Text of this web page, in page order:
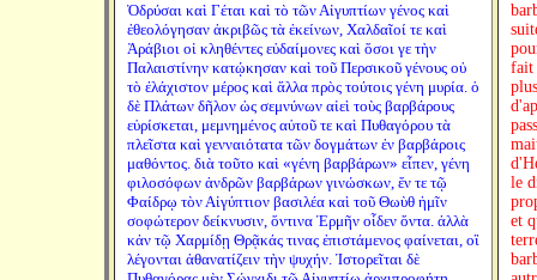
Ὀδρύσαι καὶ Γέται καὶ τὸ τῶν Αἰγυπτίων γένος καὶ
ἐθεολόγησαν ἀκριβῶς τὰ ἐκείνων, Χαλδαῖοί τε καὶ
Ἀράβιοι οἱ κληθέντες εὐδαίμονες καὶ ὅσοι γε τὴν
Παλαιστίνην κατῴκησαν καὶ τοῦ Περσικοῦ γένους οὐ
τὸ ἐλάχιστον μέρος καὶ ἄλλα πρὸς τούτοις γένη μυρία. ὁ
δὲ Πλάτων δῆλον ὡς σεμνύνων αἰεὶ τοὺς βαρβάρους
εὑρίσκεται, μεμνημένος αὑτοῦ τε καὶ Πυθαγόρου τὰ
πλεῖστα καὶ γενναιότατα τῶν δογμάτων ἐν βαρβάροις
μαθόντος. διὰ τοῦτο καὶ «γένη βαρβάρων» εἶπεν, γένη
φιλοσόφων ἀνδρῶν βαρβάρων γινώσκων, ἔν τε τῷ
Φαίδρῳ τὸν Αἰγύπτιον βασιλέα καὶ τοῦ Θωὺθ ἡμῖν
σοφώτερον δείκνυσιν, ὅντινα Ἑρμῆν οἶδεν ὄντα. ἀλλὰ
κἀν τῷ Χαρμίδῃ Θρᾷκάς τινας ἐπιστάμενος φαίνεται, οἳ
λέγονται ἀθανατίζειν τὴν ψυχήν. Ἱστορεῖται δὲ